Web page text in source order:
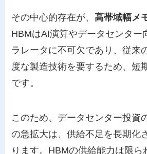
その中心的存在が、高帯域幅メ
HBMはAI演算やデータセンター
ラレータに不可欠であり、従来
度な製造技術を要するため、短
です。
このため、データセンター投資
の急拡大は、供給不足を長期化
ります。HBMの供給能力は限ら